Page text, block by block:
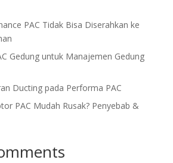
PAC Tidak Bisa Diserahkan ke
Gedung untuk Manajemen Gedung
Ducting pada Performa PAC
PAC Mudah Rusak? Penyebab &